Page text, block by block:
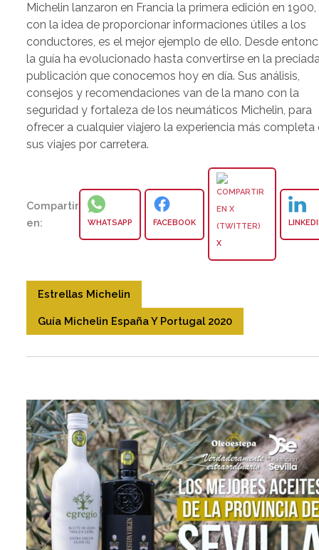
Michelin lanzaron en Francia la primera edición en 1900,
con la idea de proporcionar informaciones útiles a los
conductores, es el mejor ejemplo de ello. Desde
la guía ha evolucionado hasta convertirse en la
publicación que conocemos hoy en día. Sus análisis,
consejos y recomendaciones van de la mano con la
seguridad y fortaleza de los neumáticos Michelin, para
ofrecer a cualquier viajero la experiencia más completa
sus viajes por carretera.
Compartir
en:
WHATSAPP FACEBOOK
X
Estrellas Michelin
Guía Michelin España Y Portugal 2020